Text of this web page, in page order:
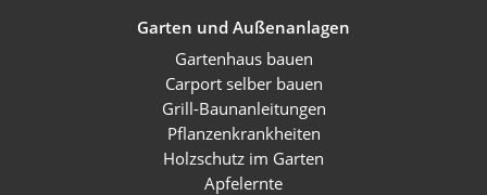
Garten und Außenanlagen
Gartenhaus bauen
Carport selber bauen
Grill-Baunanleitungen
Pflanzenkrankheiten
Holzschutz im Garten
Apfelernte